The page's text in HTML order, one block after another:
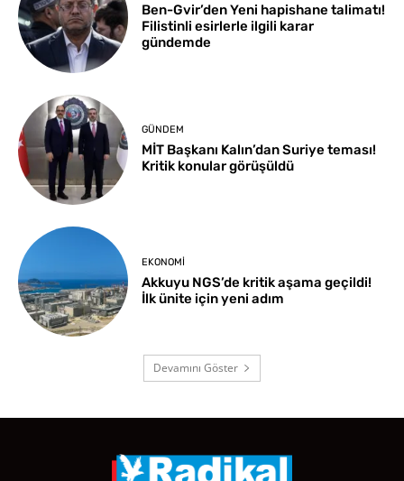
Ben-Gvir’den Yeni hapishane talimatı!
Filistinli esirlerle ilgili karar
gündemde
GÜNDEM
MİT Başkanı Kalın’dan Suriye teması!
Kritik konular görüşüldü
EKONOMI
Akkuyu NGS’de kritik aşama geçildi!
İlk ünite için yeni adım
Devamını Göster